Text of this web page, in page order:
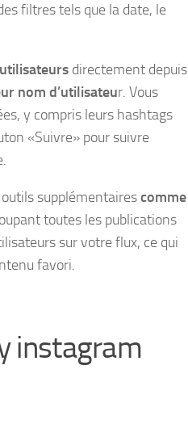
filtres tels que la date, le
directement depuis
nom d’utilisateur. Vous
y compris leurs hashtags
«Suivre» pour suivre
supplémentairescomme
toutes les publications
sur votre flux, ce qui
favori.
instagram